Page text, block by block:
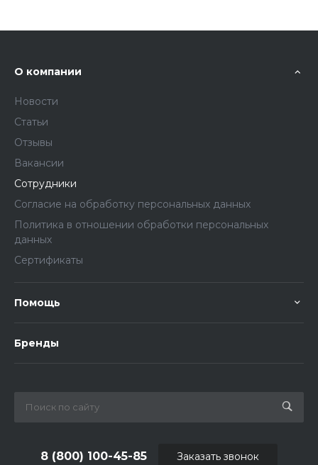
О компании
Новости
Статьи
Отзывы
Вакансии
Сотрудники
Согласие на обработку персональных данных
Политика в отношении обработки персональных
данных
Сертификаты
Помощь
Бренды
8 (800) 100-45-85 Заказать звонок